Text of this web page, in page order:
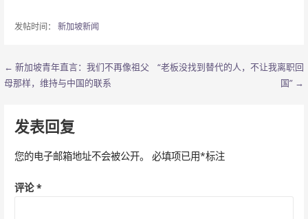
发帖时间： 新加坡新闻
文
导
航
← 新加坡青年直言：我们不再像祖父
母那样，维持与中国的联系
“老板没找到替代的人，不让我离职回
国” →
发表回复
您的电子邮箱地址不会被公开。 必填项已用*标注
评论*